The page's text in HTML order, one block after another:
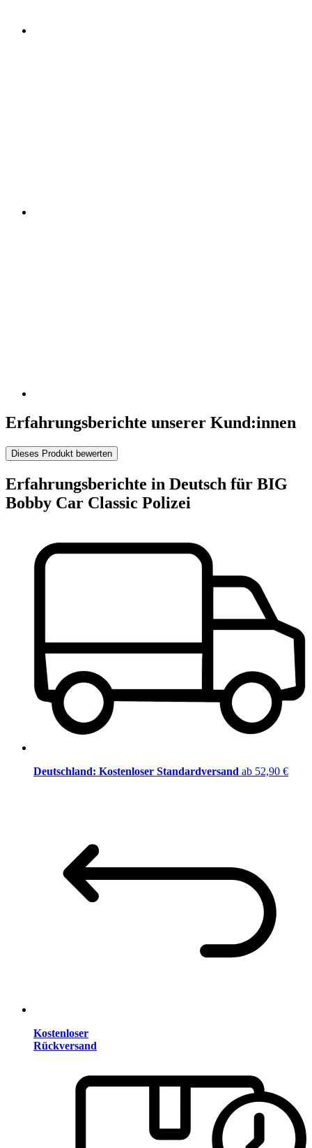
Erfahrungsberichte unserer Kund:innen
Dieses Produkt bewerten
Erfahrungsberichte in Deutsch für BIG
Bobby Car Classic Polizei
Deutschland: Kostenloser Standardversand ab 52,90 €
Kostenloser
Rückversand